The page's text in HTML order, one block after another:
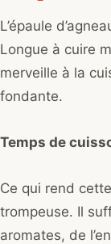
L’épaule
Longue à cuire
merveille à la
fondante.
Temps de
Ce qui rend
trompeuse. Il
aromates, de